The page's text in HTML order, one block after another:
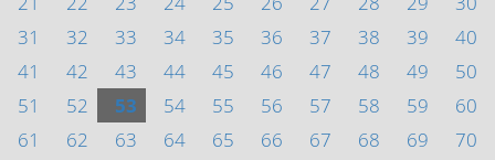
31
32 33 34 35 36 37 38 39
40
41
42 43 44 45 46 47 48 49
50
51
52 53 54 55 56 57 58 59
60
61
62 63 64 65 66 67 68 69
70